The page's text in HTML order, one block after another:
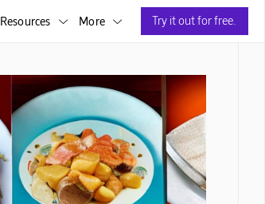
Resources  More  Try it out for free.